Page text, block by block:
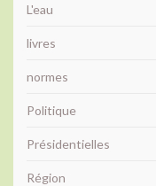
L'eau
livres
normes
Politique
Présidentielles
Région